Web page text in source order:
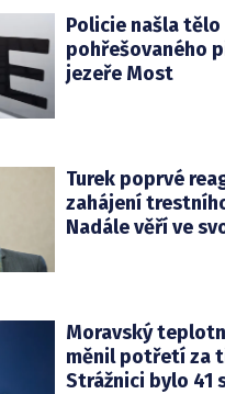
Policie našla tělo
pohřešovaného
jezeře Most
Turek poprvé
zahájení
Nadále věří ve
Moravský
měnil potřetí za
Strážnici bylo 41